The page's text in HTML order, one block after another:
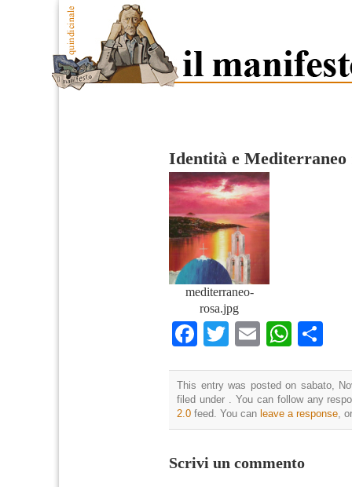
Identità e Mediterraneo
mediterraneo-
rosa.jpg
Facebook
TwitterEmail
This entry was posted on sabato,
filed under . You can follow any
2.0 feed. You can leave a response,
Scrivi un commento